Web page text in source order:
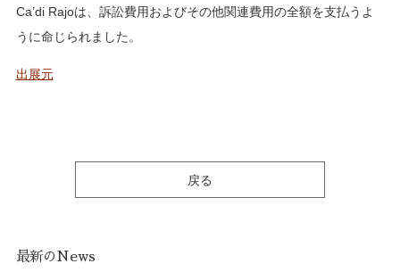
Ca’di Rajoは、訴訟費用およびその他関連費用の全額を支払うよ
うに命じられました。
出展元
戻る
最新のNews